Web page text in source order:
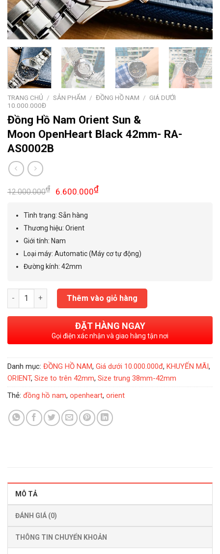
TRANG CHỦ / SẢN PHẨM / ĐỒNG HỒ NAM / GIÁ DƯỚI
10.000.000Đ
Đồng Hồ Nam Orient Sun &
Moon OpenHeart Black 42mm- RA-
AS0002B
12.000.000₫
Giá
là:
12.000.000₫.
6.600.000₫Giá
Tình trạng: Sẵn hàng
Thương hiệu: Orient
Giới tính:Nam
Loại máy:Automatic (Máy cơ tự động)
Đường kính:42mm
Đồng Hồ Nam Orient Sun & Moon OpenHeart Black 42mm-
Thêm vào giỏ hàng
ĐẶT HÀNG NGAY
Gọi điện xác nhận và giao hàng tận nơi
Danh mục: ĐỒNG HỒ NAM, Giá dưới 10.000.000đ, KHUYẾN MÃI,
ORIENT, Size to trên 42mm, Size trung 38mm-42mm
Thẻ: đồng hồ nam, openheart, orient
MÔ TẢ
ĐÁNH GIÁ (0)
THÔNG TIN CHUYỂN KHOẢN